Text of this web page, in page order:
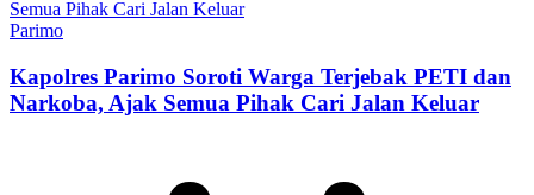
Parimo
Kapolres Parimo Soroti Warga Terjebak PETI dan
Narkoba, Ajak Semua Pihak Cari Jalan Keluar